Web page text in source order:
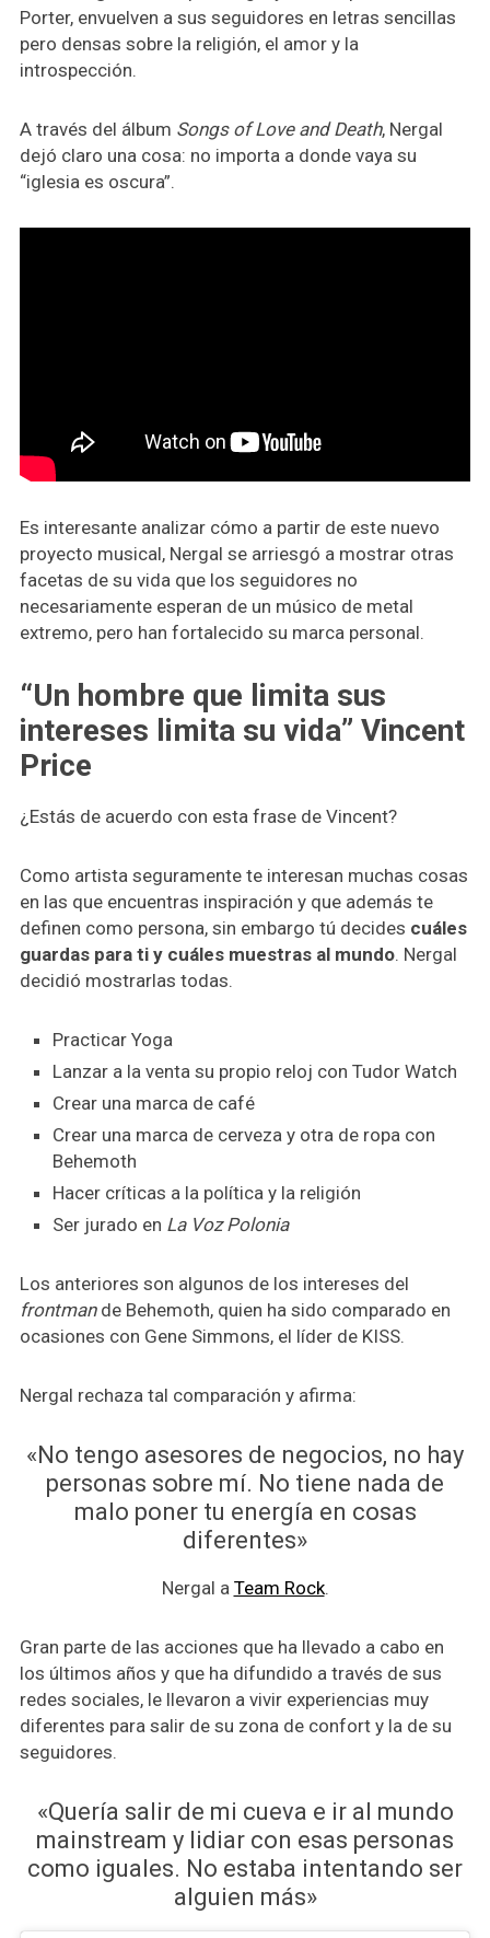
Porter, envuelven a sus seguidores en letras sencillas
pero densas sobre la religión, el amor y la
introspección.
A través del álbum Songs of Love and Death, Nergal
dejó claro una cosa: no importa a donde vaya su
“iglesia es oscura”.
Es interesante analizar cómo a partir de este nuevo
proyecto musical, Nergal se arriesgó a mostrar otras
facetas de su vida que los seguidores no
necesariamente esperan de un músico de metal
extremo, pero han fortalecido su marca personal.
“Un hombre que limita sus
intereses limita su vida” Vincent
Price
¿Estás de acuerdo con esta frase de Vincent?
Como artista seguramente te interesan muchas cosas
en las que encuentras inspiración y que además te
definen como persona, sin embargo tú decides cuáles
guardas para ti y cuáles muestras al mundo. Nergal
decidió mostrarlas todas.
Practicar Yoga
Lanzar a la venta su propio reloj con Tudor Watch
Crear una marca de café
Crear una marca de cerveza y otra de ropa con
Behemoth
Hacer críticas a la política y la religión
Ser jurado en La Voz Polonia
Los anteriores son algunos de los intereses del
frontmande Behemoth, quien ha sido comparado en
ocasiones con Gene Simmons, el líder de KISS.
Nergal rechaza tal comparación y afirma:
«No tengo asesores de negocios, no hay
personas sobre mí. No tiene nada de
malo poner tu energía en cosas
diferentes»
Nergal a Team Rock.
Gran parte de las acciones que ha llevado a cabo en
los últimos años y que ha difundido a través de sus
redes sociales, le llevaron a vivir experiencias muy
diferentes para salir de su zona de confort y la de su
seguidores.
«Quería salir de mi cueva e ir al mundo
mainstream y lidiar con esas personas
como iguales. No estaba intentando ser
alguien más»